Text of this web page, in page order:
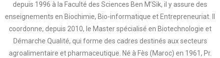
depuis 1996 à la Faculté des Sciences Ben M’Sik, il y assure des
enseignements en Biochimie, Bio-informatique et Entrepreneuriat. Il
coordonne, depuis 2010, le Master spécialisé en Biotechnologie et
Démarche Qualité, qui forme des cadres destinés aux secteurs
agroalimentaire et pharmaceutique. Né à Fès (Maroc) en 1961, Pr.